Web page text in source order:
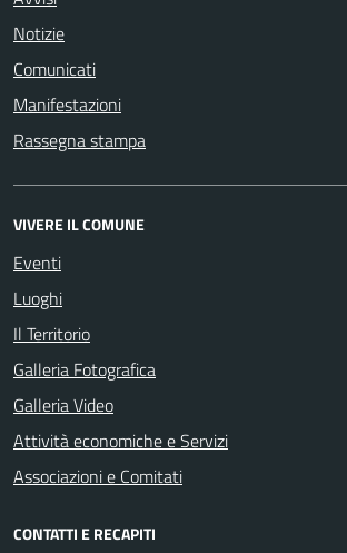
Notizie
Comunicati
Manifestazioni
Rassegna stampa
VIVERE IL COMUNE
Eventi
Luoghi
Il Territorio
Galleria Fotografica
Galleria Video
Attività economiche e Servizi
Associazioni e Comitati
CONTATTI E RECAPITI